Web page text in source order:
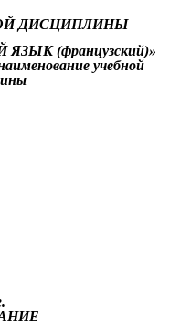
ДИСЦИПЛИНЫ
ЯЗЫК(французский)»
учебной